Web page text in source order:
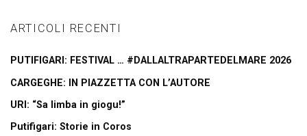
ARTICOLI RECENTI
PUTIFIGARI: FESTIVAL … #DALLALTRAPARTEDELMARE 2026
CARGEGHE: IN PIAZZETTA CON L’AUTORE
URI: “Sa limba in giogu!”
Putifigari: Storie in Coros